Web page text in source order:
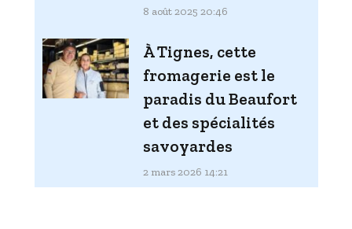
8 août 2025 20:46
À Tignes, cette
fromagerie est le
paradis du Beaufort
et des spécialités
savoyardes
2 mars 2026 14:21